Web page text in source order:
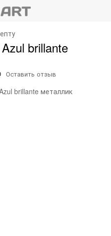
brillante
Оставить отзыв